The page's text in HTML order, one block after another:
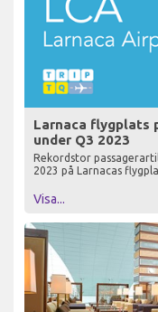
Larnaca flygplats
under Q3 2023
Rekordstor
2023 på Larnacas
Visa...